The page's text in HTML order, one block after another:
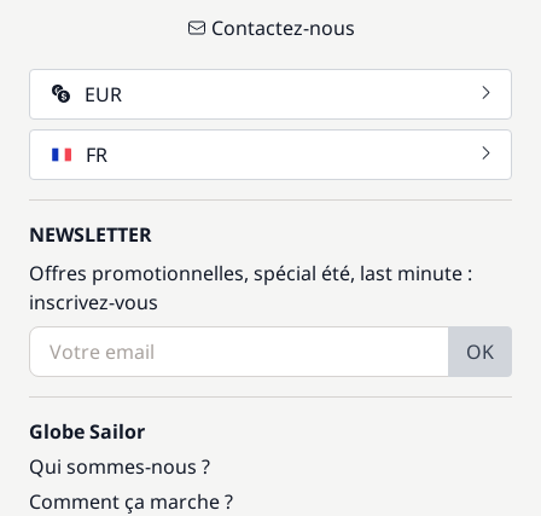
Contactez-nous
EUR
FR
NEWSLETTER
Offres promotionnelles, spécial été, last minute :
inscrivez-vous
OK
Globe Sailor
Qui sommes-nous ?
Comment ça marche ?